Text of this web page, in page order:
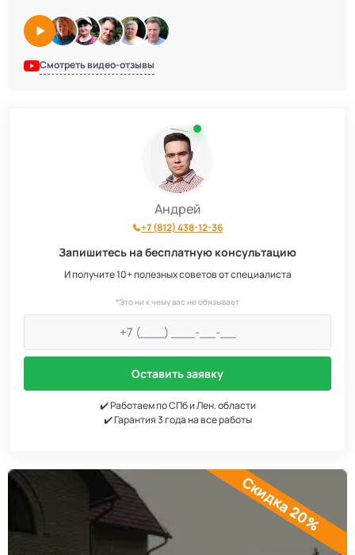
Смотреть видео-отзывы
Андрей
+7 (812) 438-12-36
Запишитесь на бесплатную консультацию
И получите 10+ полезных советов от специалиста
*Это ни к чему вас не обязывает
Оставить заявку
✔️ Работаем по СПб и Лен. области
✔️ Гарантия 3 года на все работы
Скидка 20%